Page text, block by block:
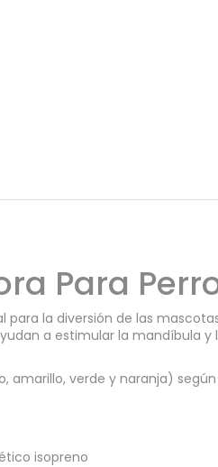
Para
para la diversión de las
a estimular la mandíbula
verde y naranja)
isopreno